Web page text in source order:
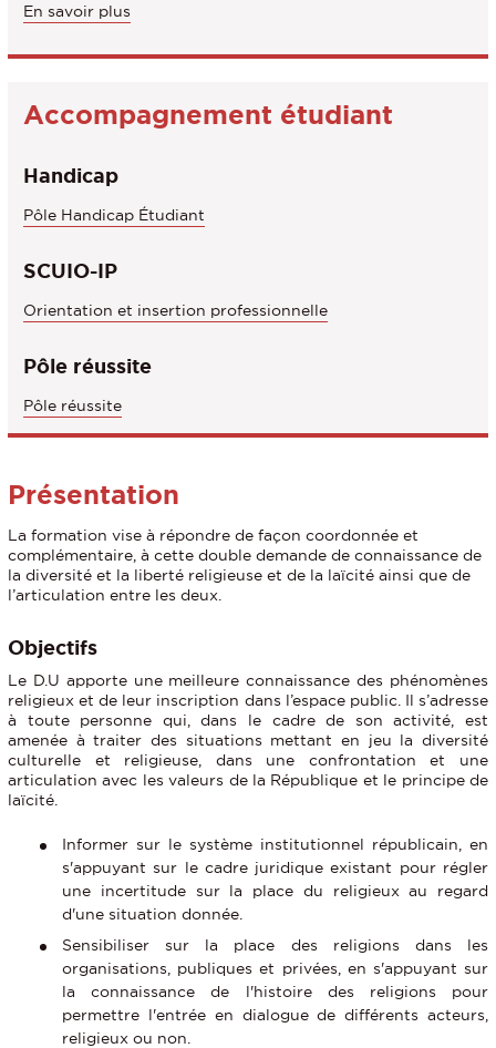
En savoir plus
Accompagnement étudiant
Handicap
Pôle Handicap Étudiant
SCUIO-IP
Orientation et insertion professionnelle
Pôle réussite
Pôle réussite
Présentation
La formation vise à répondre de façon coordonnée et
complémentaire, à cette double demande de connaissance de
la diversité et la liberté religieuse et de la laïcité ainsi que de
l’articulation entre les deux.
Objectifs
Le D.U apporte une meilleure connaissance des phénomènes
religieux et de leur inscription dans l’espace public. Il s’adresse
à toute personne qui, dans le cadre de son activité, est
amenée à traiter des situations mettant en jeu la diversité
culturelle et religieuse, dans une confrontation et une
articulation avec les valeurs de la République et le principe de
laïcité.
Informer sur le système institutionnel républicain, en
s'appuyant sur le cadre juridique existant pour régler
une incertitude sur la place du religieux au regard
d'une situation donnée.
Sensibiliser sur la place des religions dans les
organisations, publiques et privées, en s'appuyant sur
la connaissance de l'histoire des religions pour
permettre l'entrée en dialogue de différents acteurs,
religieux ou non.